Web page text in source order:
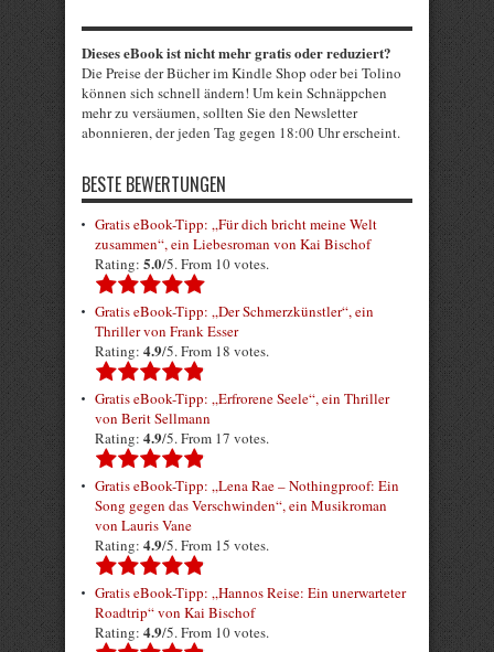
Dieses eBook ist nicht mehr gratis oder reduziert?
Die Preise der Bücher im Kindle Shop oder bei Tolino
können sich schnell ändern! Um kein Schnäppchen
mehr zu versäumen, sollten Sie den Newsletter
abonnieren, der jeden Tag gegen 18:00 Uhr erscheint.
BESTE BEWERTUNGEN
Gratis eBook-Tipp: „Für dich bricht meine Welt
zusammen“, ein Liebesroman von Kai Bischof
Rating: 5.0/5. From 10 votes.
Gratis eBook-Tipp: „Der Schmerzkünstler“, ein
Thriller von Frank Esser
Rating: 4.9/5. From 18 votes.
Gratis eBook-Tipp: „Erfrorene Seele“, ein Thriller
von Berit Sellmann
Rating: 4.9/5. From 17 votes.
Gratis eBook-Tipp: „Lena Rae – Nothingproof: Ein
Song gegen das Verschwinden“, ein Musikroman
von Lauris Vane
Rating: 4.9/5. From 15 votes.
Gratis eBook-Tipp: „Hannos Reise: Ein unerwarteter
Roadtrip“ von Kai Bischof
Rating: 4.9/5. From 10 votes.